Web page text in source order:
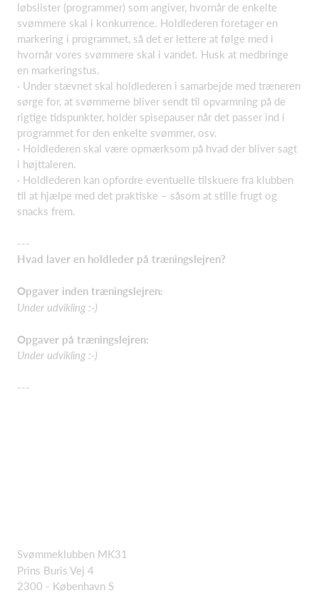
løbslister (programmer) som angiver, hvornår de enkelte
svømmere skal i konkurrence. Holdlederen foretager en
markering i programmet, så det er lettere at følge med i
hvornår vores svømmere skal i vandet. Husk at medbringe
en markeringstus.
· Under stævnet skal holdlederen i samarbejde med træneren
sørge for, at svømmerne bliver sendt til opvarmning på de
rigtige tidspunkter, holder spisepauser når det passer ind i
programmet for den enkelte svømmer, osv.
· Holdlederen skal være opmærksom på hvad der bliver sagt
i højttaleren.
· Holdlederen kan opfordre eventuelle tilskuere fra klubben
til at hjælpe med det praktiske – såsom at stille frugt og
snacks frem.
---
Hvad laver en holdleder på træningslejren?
Opgaver inden træningslejren:
Under udvikling :-)
Opgaver på træningslejren:
Under udvikling :-)
---
Svømmeklubben MK31
Prins Buris Vej 4
2300 - København S